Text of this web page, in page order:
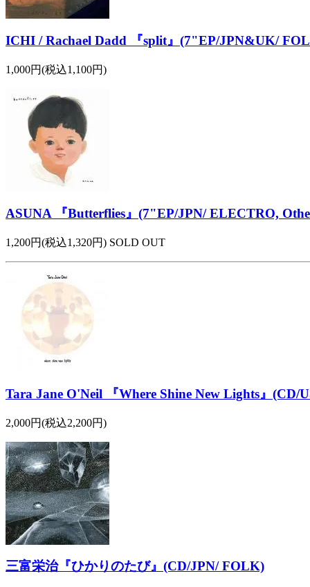
ICHI / Rachael Dadd 『split』(7"EP/JPN&UK/
1,000円(税込1,100円)
ASUNA 『Butterflies』(7"EP/JPN/ ELECTRO,
1,200円(税込1,320円) SOLD OUT
Tara Jane O'Neil 『Where Shine New Lights』(CD/
2,000円(税込2,200円)
三富栄治『ひかりのたび』(CD/JPN/ FOLK)